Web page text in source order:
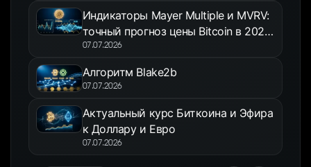
Индикаторы Mayer Multiple и MVRV:
точный прогноз цены Bitcoin в 2026
году
07.07.2026
Алгоритм Blake2b
07.07.2026
Актуальный курс Биткоина и Эфира
к Доллару и Евро
07.07.2026